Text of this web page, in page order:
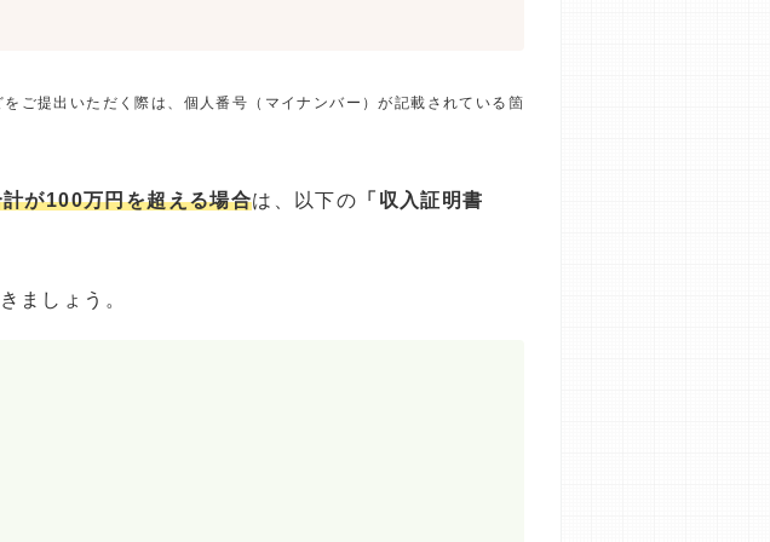
ご提出いただく際は、個人番号（マイナンバー）が記載されている箇
が100万円を超える場合は、以下の 「収入証明書
ましょう。